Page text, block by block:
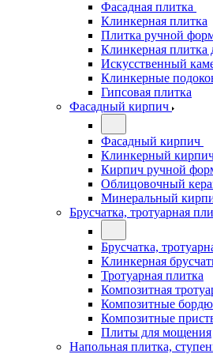
Фасадная плитка
Клинкерная плитка
Плитка ручной
Клинкерная плитка
Искусственный
Клинкерные
Гипсовая плитка
Фасадный кирпич
Фасадный кирпич
Клинкерный
Кирпич ручной
Облицовочный
Минеральный
Брусчатка, тротуарная
Брусчатка,
Клинкерная
Тротуарная плитка
Композитная
Композитные
Композитные
Плиты для мощения
Напольная плитка,